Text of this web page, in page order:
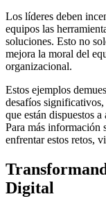
Los líderes deben
equipos las
soluciones. Esto no
mejora la moral del
organizacional.
Estos ejemplos
desafíos
que están dispuestos
Para más información
enfrentar estos retos,
Digital